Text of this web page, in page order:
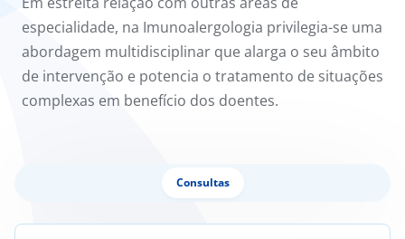
a nós
especialidade, na Imunoalergologia privilegia-se uma
abordagem multidisciplinar que alarga o seu âmbito
de intervenção e potencia o tratamento de situações
complexas em benefício dos doentes.
Consultas